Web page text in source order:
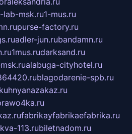
lab-msk.ru1-mus.ru
purse-factory.ru
adler-jun.rubandamn.ru
1mus.rudarksand.ru
alabuga-cityhotel.ru
blagodarenie-spb.ru
fabrikayfabrikaefabrika.ru
113.rubiletnadom.ru